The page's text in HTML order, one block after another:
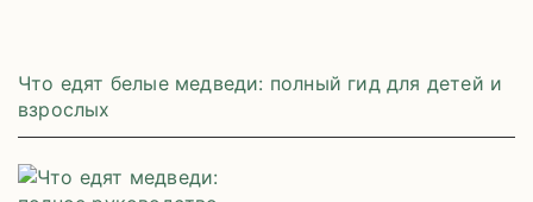
Что едят белые медведи: полный гид для детей и
взрослых